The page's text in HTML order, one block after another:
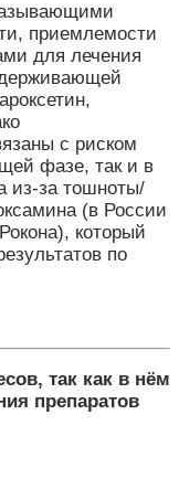
приемлемости
для лечения
с риском
фазе, так и в
из-за тошноты/
(в России
который
по
так как в нём
препаратов